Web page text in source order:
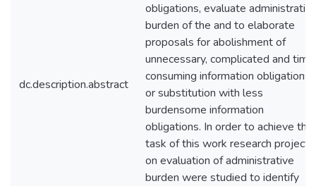
dc.description.abstract
obligations, evaluate
burden of the and to elaborate
proposals for abolishment of
unnecessary, complicated and time
consuming information obligations
or substitution with less
burdensome information
obligations. In order to achieve the
task of this work research projects
on evaluation of administrative
burden were studied to identify